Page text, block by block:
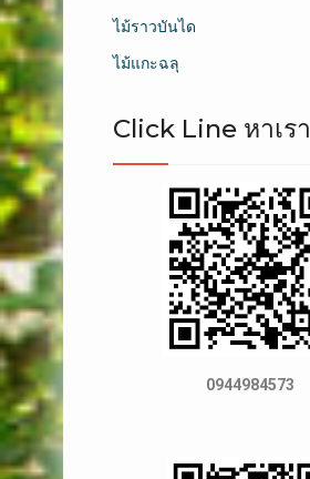
ไม้ราวบันได
ไม้แกะฉลุ
Click Line หาเรา
0944984573